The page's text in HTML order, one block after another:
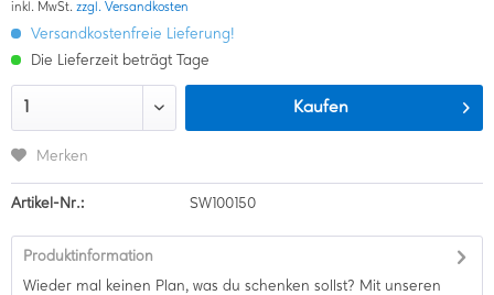
inkl. MwSt. zzgl. Versandkosten
Versandkostenfreie Lieferung!
Die Lieferzeit beträgt Tage
Kaufen
Merken
Artikel-Nr.: SW100150
Produktinformation
Wieder mal keinen Plan, was du schenken sollst? Mit unseren